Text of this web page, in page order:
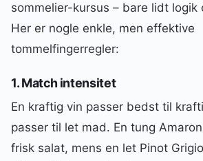
sommelier-kursus – bare lidt logik
Her er nogle enkle, men effektive
tommelfingerregler:
1. Match intensitet
En kraftig vin passer bedst til
passer til let mad. En tung
frisk salat, mens en let Pinot